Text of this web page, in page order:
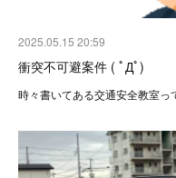
2025.05.15 20:59
衝突不可避案件 ( ﾟДﾟ)
時々書いてある交通安全教室っ